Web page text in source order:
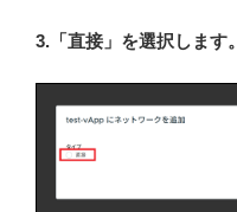
3.「直接」を選択します。